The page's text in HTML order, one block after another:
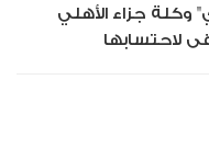
وكلة جزاء الأهلي
لاحتسابها